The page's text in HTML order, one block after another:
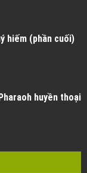
hiếm (phần cuối)
huyền thoại